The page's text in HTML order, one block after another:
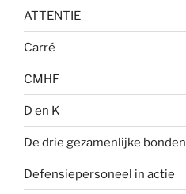
ATTENTIE
Carré
CMHF
D en K
De drie gezamenlijke bonden
Defensiepersoneel in actie